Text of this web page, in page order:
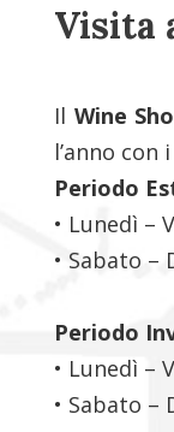
Visita
Il Wine
l’anno con
Periodo
• Lunedì –
• Sabato –
Periodo
• Lunedì –
• Sabato –